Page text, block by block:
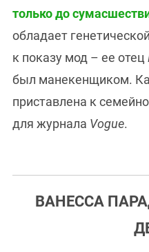
только до
обладает
к показу мод – ее отец
был манекенщиком.
приставлена к
для журнала Vogue.
ВАНЕССА